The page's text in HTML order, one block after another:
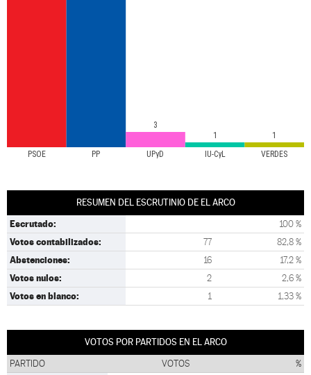
PSOE PP UPyD IU-CyL VERDES
3
1
1
RESUMEN DEL ESCRUTINIO DE EL ARCO
Escrutado: 100 %
Votos contabilizados: 77 82,8 %
Abstenciones: 16 17,2 %
Votos nulos: 2 2,6 %
Votos en blanco: 1 1,33 %
VOTOS POR PARTIDOS EN EL ARCO
PARTIDO VOTOS %